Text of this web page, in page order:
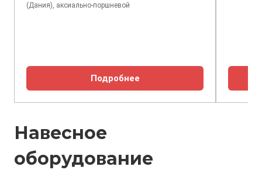
(Дания), аксиально-поршневой
Подробнее
Навесное
оборудование